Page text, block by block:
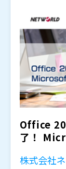
す。
セキュリテ
ら本番導入、
られる効果を
行に課題を感
ご関心のある
マジセミ株式
※共催、協賛
れる可能性が
Office
了！
株式会社